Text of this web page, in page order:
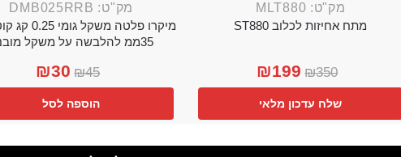
מק"ט: MLT880
מתח אחיזות לכלוב ST880
₪350
₪199
שלח עדכון מלאי
מק"ט: DMB025RRB
מיקרו פלטה
35ממ להלבשה על משקל מובנה
₪45
₪30
הוספה לסל